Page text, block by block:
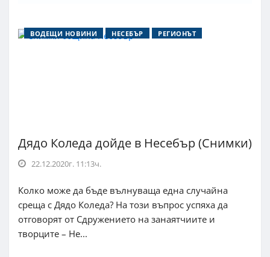
ВОДЕЩИ НОВИНИ НЕСЕБЪР РЕГИОНЪТ
Дядо Коледа дойде в Несебър (Снимки)
22.12.2020г. 11:13ч.
Колко може да бъде вълнуваща една случайна
среща с Дядо Коледа? На този въпрос успяха да
отговорят от Сдружението на занаятчиите и
творците – Не...